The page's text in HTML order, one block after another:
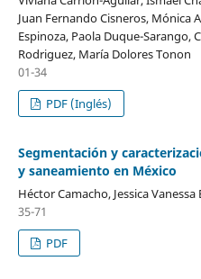
Juan Fernando Cisneros, Mónica
Espinoza, Paola Duque-Sarango,
Rodriguez, María Dolores Tonon
01-34
PDF (Inglés)
Segmentación y
y saneamiento en México
Héctor Camacho, Jessica Vanessa
35-71
PDF